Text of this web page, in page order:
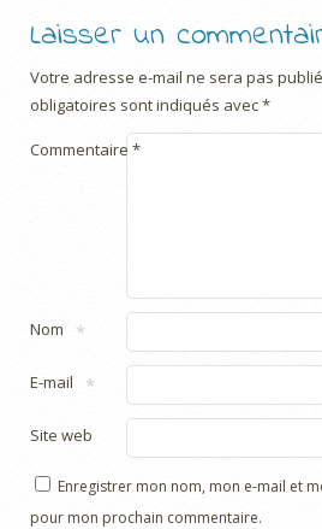
Laisser un
Votre adresse e-mail ne sera pas
obligatoires sont indiqués avec*
Commentaire *
Nom *
E-mail *
Site web
Enregistrer mon nom, mon e-mail et
pour mon prochain commentaire.